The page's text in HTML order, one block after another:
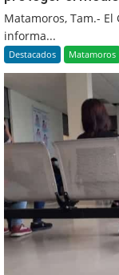
Matamoros, Tam.-
informa...
Destacados Matamoros